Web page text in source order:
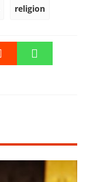
religion